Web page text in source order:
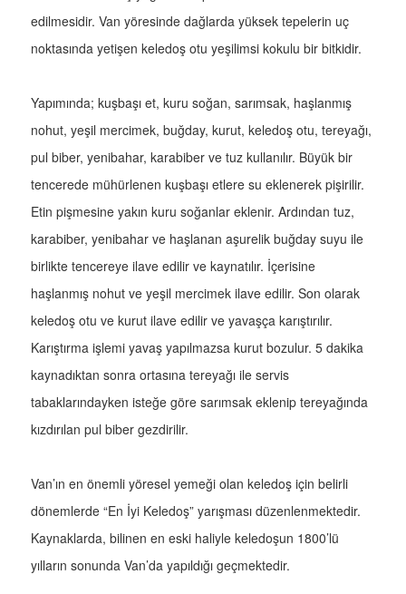
edilmesidir. Van yöresinde dağlarda yüksek tepelerin uç
noktasında yetişen keledoş otu yeşilimsi kokulu bir bitkidir.
Yapımında; kuşbaşı et, kuru soğan, sarımsak, haşlanmış
nohut, yeşil mercimek, buğday, kurut, keledoş otu, tereyağı,
pul biber, yenibahar, karabiber ve tuz kullanılır. Büyük bir
tencerede mühürlenen kuşbaşı etlere su eklenerek pişirilir.
Etin pişmesine yakın kuru soğanlar eklenir. Ardından tuz,
karabiber, yenibahar ve haşlanan aşurelik buğday suyu ile
birlikte tencereye ilave edilir ve kaynatılır. İçerisine
haşlanmış nohut ve yeşil mercimek ilave edilir. Son olarak
keledoş otu ve kurut ilave edilir ve yavaşça karıştırılır.
Karıştırma işlemi yavaş yapılmazsa kurut bozulur. 5 dakika
kaynadıktan sonra ortasına tereyağı ile servis
tabaklarındayken isteğe göre sarımsak eklenip tereyağında
kızdırılan pul biber gezdirilir.
Van’ın en önemli yöresel yemeği olan keledoş için belirli
dönemlerde “En İyi Keledoş” yarışması düzenlenmektedir.
Kaynaklarda, bilinen en eski haliyle keledoşun 1800’lü
yılların sonunda Van’da yapıldığı geçmektedir.